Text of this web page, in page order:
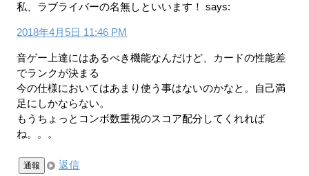
私、ラブライバーの名無しといいます！
says:
2018年4月5日 11:46 PM
音ゲー上達にはあるべき機能なんだけど、カードの性能差
でランクが決まる
今の仕様においてはあまり使う事はないのかなと。自己満
足にしかならない。
もうちょっとコンボ数重視のスコア配分してくれれば
ね。。。
通報 返信